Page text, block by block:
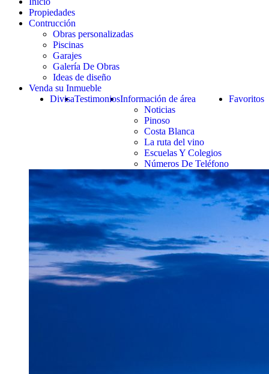
Propiedades
Contrucción
Obras personalizadas
Piscinas
Garajes
Galería De Obras
Ideas de diseño
Venda su Inmueble
Favoritos
Información de área
Noticias
Pinoso
Costa Blanca
La ruta del vino
Escuelas Y Colegios
Números De Teléfono
Testimonios
Divisa